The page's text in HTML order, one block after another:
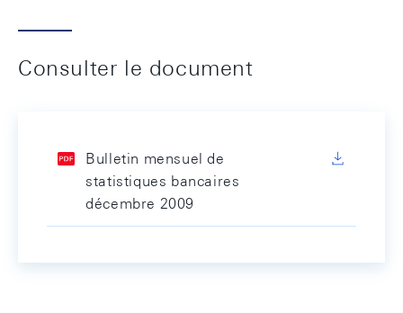
Consulter le document
Bulletin mensuel de
statistiques bancaires
décembre 2009